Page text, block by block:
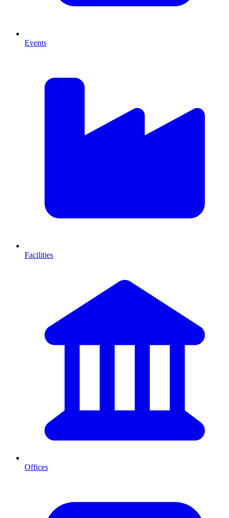
Events
Facilities
Offices